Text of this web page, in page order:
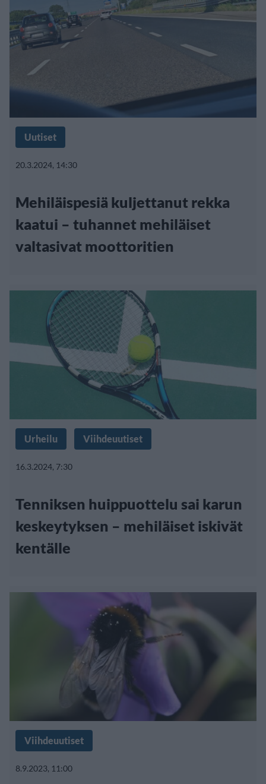
Uutiset
20.3.2024, 14:30
Mehiläispesiä kuljettanut rekka
kaatui – tuhannet mehiläiset
valtasivat moottoritien
Urheilu Viihdeuutiset
16.3.2024, 7:30
Tenniksen huippuottelu sai karun
keskeytyksen – mehiläiset iskivät
kentälle
Viihdeuutiset
8.9.2023, 11:00